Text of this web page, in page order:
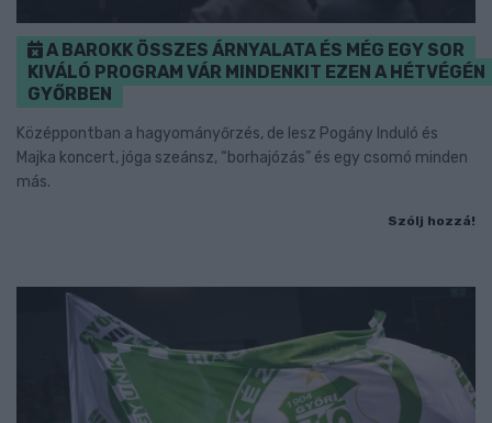
A BAROKK ÖSSZES ÁRNYALATA ÉS MÉG EGY SOR
KIVÁLÓ PROGRAM VÁR MINDENKIT EZEN A HÉTVÉGÉN
GYŐRBEN
Középpontban a hagyományőrzés, de lesz Pogány Induló és
Majka koncert, jóga szeánsz, “borhajózás” és egy csomó minden
más.
Szólj hozzá!